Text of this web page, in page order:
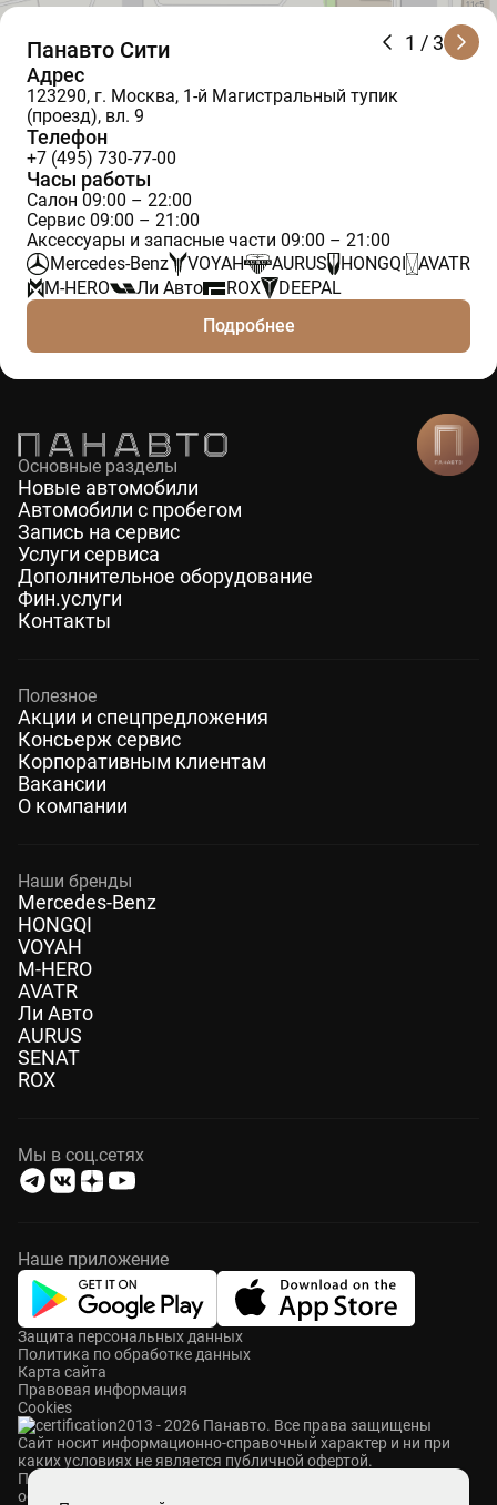
1 / 3
Панавто Сити
Адрес
123290, г. Москва, 1-й Магистральный тупик
(проезд), вл. 9
Телефон
+7 (495) 730-77-00
Часы работы
Салон 09:00 – 22:00
Сервис 09:00 – 21:00
Аксессуары и запасные части 09:00 – 21:00
Mercedes-Benz
VOYAH AURUS HONGQI
AVATR
M-HERO
Ли Авто ROX
DEEPAL
Подробнее
Основные разделы
Новые автомобили
Автомобили с пробегом
Запись на сервис
Услуги сервиса
Дополнительное оборудование
Фин.услуги
Контакты
Полезное
Акции и спецпредложения
Консьерж сервис
Корпоративным клиентам
Вакансии
О компании
Наши бренды
Mercedes-Benz
HONGQI
VOYAH
M-HERO
AVATR
Ли Авто
AURUS
SENAT
ROX
Мы в соц.сетях
Наше приложение
2013 - 2026 Панавто. Все права защищены
Cайт носит информационно-справочный характер и ни при
каких условиях не является публичной офертой.
Защита персональных данных
Политика по обработке данных
Карта сайта
Правовая информация
Cookies
ПАНАВТО — сеть премиальных автосалонов в Москве. Мы
осуществляем продажу и сервисное обслуживание